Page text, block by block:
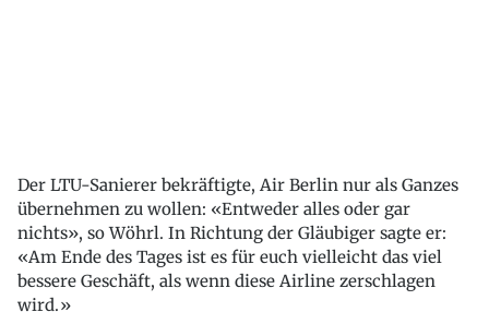
Der LTU-Sanierer bekräftigte, Air Berlin nur als Ganzes
übernehmen zu wollen: «Entweder alles oder gar
nichts», so Wöhrl. In Richtung der Gläubiger sagte er:
«Am Ende des Tages ist es für euch vielleicht das viel
bessere Geschäft, als wenn diese Airline zerschlagen
wird.»